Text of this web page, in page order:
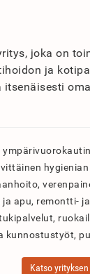
joka on
ja
apu, remontti- ja
kunnostustyöt,
Katso